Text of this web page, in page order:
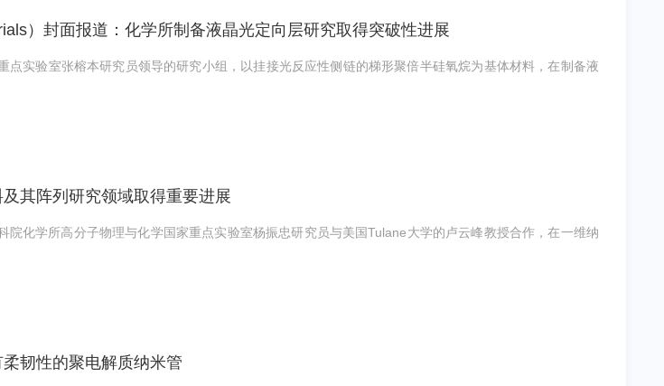
）封面报道：化学所制备液晶光定向层研究取得突破性进展
点实验室张榕本研究员领导的研究小组，以挂接光反应性侧链的梯形聚倍半硅氧烷为基体材料，在制备液
其阵列研究领域取得重要进展
院化学所高分子物理与化学国家重点实验室杨振忠研究员与美国Tulane大学的卢云峰教授合作，在一维纳
韧性的聚电解质纳米管